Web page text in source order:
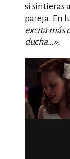
si sintieras
pareja. En
excita más
ducha…».